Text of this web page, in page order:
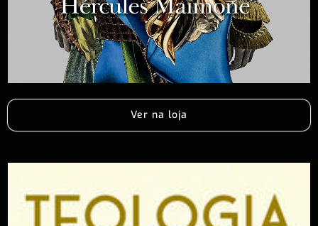
Ver na loja